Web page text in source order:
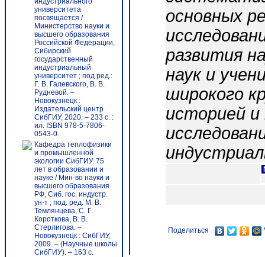
университета
посвящается /
Министерство науки и
высшего образования
Российской Федерации,
Сибирский
государственный
индустриальный
университет ; под ред.:
Г. В. Галевского, В. В.
Рудневой. –
Новокузнецк :
Издательский центр
СибГИУ, 2020. – 233 с. :
ил. ISBN 978-5-7806-
0543-0.
Кафедра теплофизики
и промышленной
экологии СибГИУ. 75
лет в образовании и
науке / Мин-во науки и
высшего образования
РФ, Сиб. гос. индустр.
ун-т ; под. ред. М. В.
Темлянцева, С. Г.
Короткова, В. В.
Стерлигова. –
Новокузнецк : СибГИУ,
2009. – (Научные школы
СибГИУ). – 163 с.
основных
развития
наук и
широкого
историей и
Поделиться